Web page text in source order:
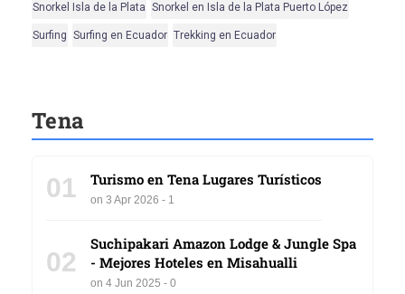
Snorkel Isla de la Plata Snorkel en Isla de la Plata Puerto López
Surfing Surfing en Ecuador Trekking en Ecuador
Tena
01 Turismo en Tena Lugares Turísticos
on 3 Apr 2026 - 1
02
Suchipakari Amazon Lodge & Jungle Spa
- Mejores Hoteles en Misahualli
on 4 Jun 2025 - 0